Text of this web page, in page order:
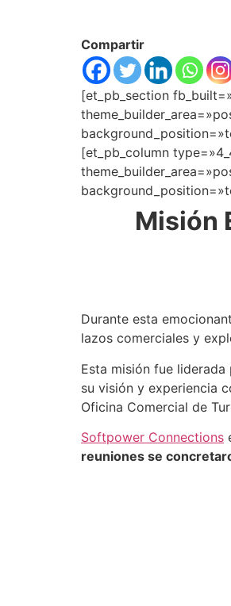
Compartir
[et_pb_section
[et_pb_column
Misión
Durante esta
lazos comerciales y
Esta misión fue
su visión y experiencia
Oficina Comercial de
Softpower Connections
reuniones se